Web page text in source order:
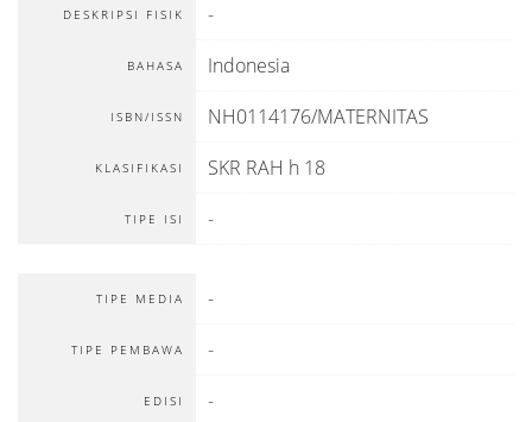
DESKRIPSI FISIK -
BAHASA Indonesia
ISBN/ISSN NH0114176/MATERNITAS
KLASIFIKASI SKR RAH h 18
TIPE ISI -
TIPE MEDIA -
TIPE PEMBAWA -
EDISI -